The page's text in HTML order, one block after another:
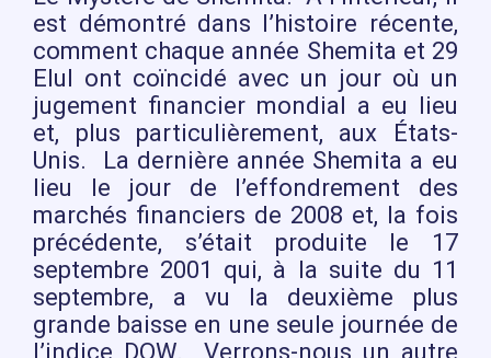
est démontré dans l’histoire récente,
comment chaque année Shemita et 29
Elul ont coïncidé avec un jour où un
jugement financier mondial a eu lieu
et, plus particulièrement, aux États-
Unis. La dernière année Shemita a eu
lieu le jour de l’effondrement des
marchés financiers de 2008 et, la fois
précédente, s’était produite le 17
septembre 2001 qui, à la suite du 11
septembre, a vu la deuxième plus
grande baisse en une seule journée de
l’indice DOW. Verrons-nous un autre